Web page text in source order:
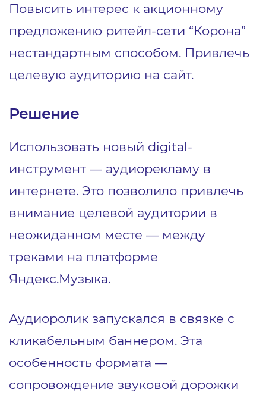
Повысить интерес к акционному
предложению ритейл-сети “Корона”
нестандартным способом. Привлечь
целевую аудиторию на сайт.
Решение
Использовать новый digital-
инструмент — аудиорекламу в
интернете. Это позволило привлечь
внимание целевой аудитории в
неожиданном месте — между
треками на платформе
Яндекс.Музыка.
Аудиоролик запускался в связке с
кликабельным баннером. Эта
особенность формата —
сопровождение звуковой дорожки